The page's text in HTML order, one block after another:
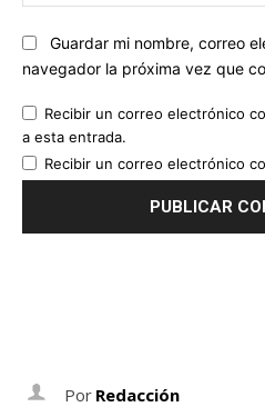
Guardar mi nombre, correo
navegador la próxima vez que
Recibir un correo electrónico
a esta entrada.
Recibir un correo electrónico
Por Redacción